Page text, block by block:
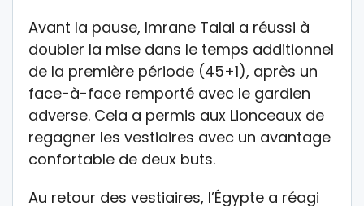
Avant la pause, Imrane Talai a réussi à
doubler la mise dans le temps additionnel
de la première période (45+1), après un
face-à-face remporté avec le gardien
adverse. Cela a permis aux Lionceaux de
regagner les vestiaires avec un avantage
confortable de deux buts.
Au retour des vestiaires, l’Égypte a réagi